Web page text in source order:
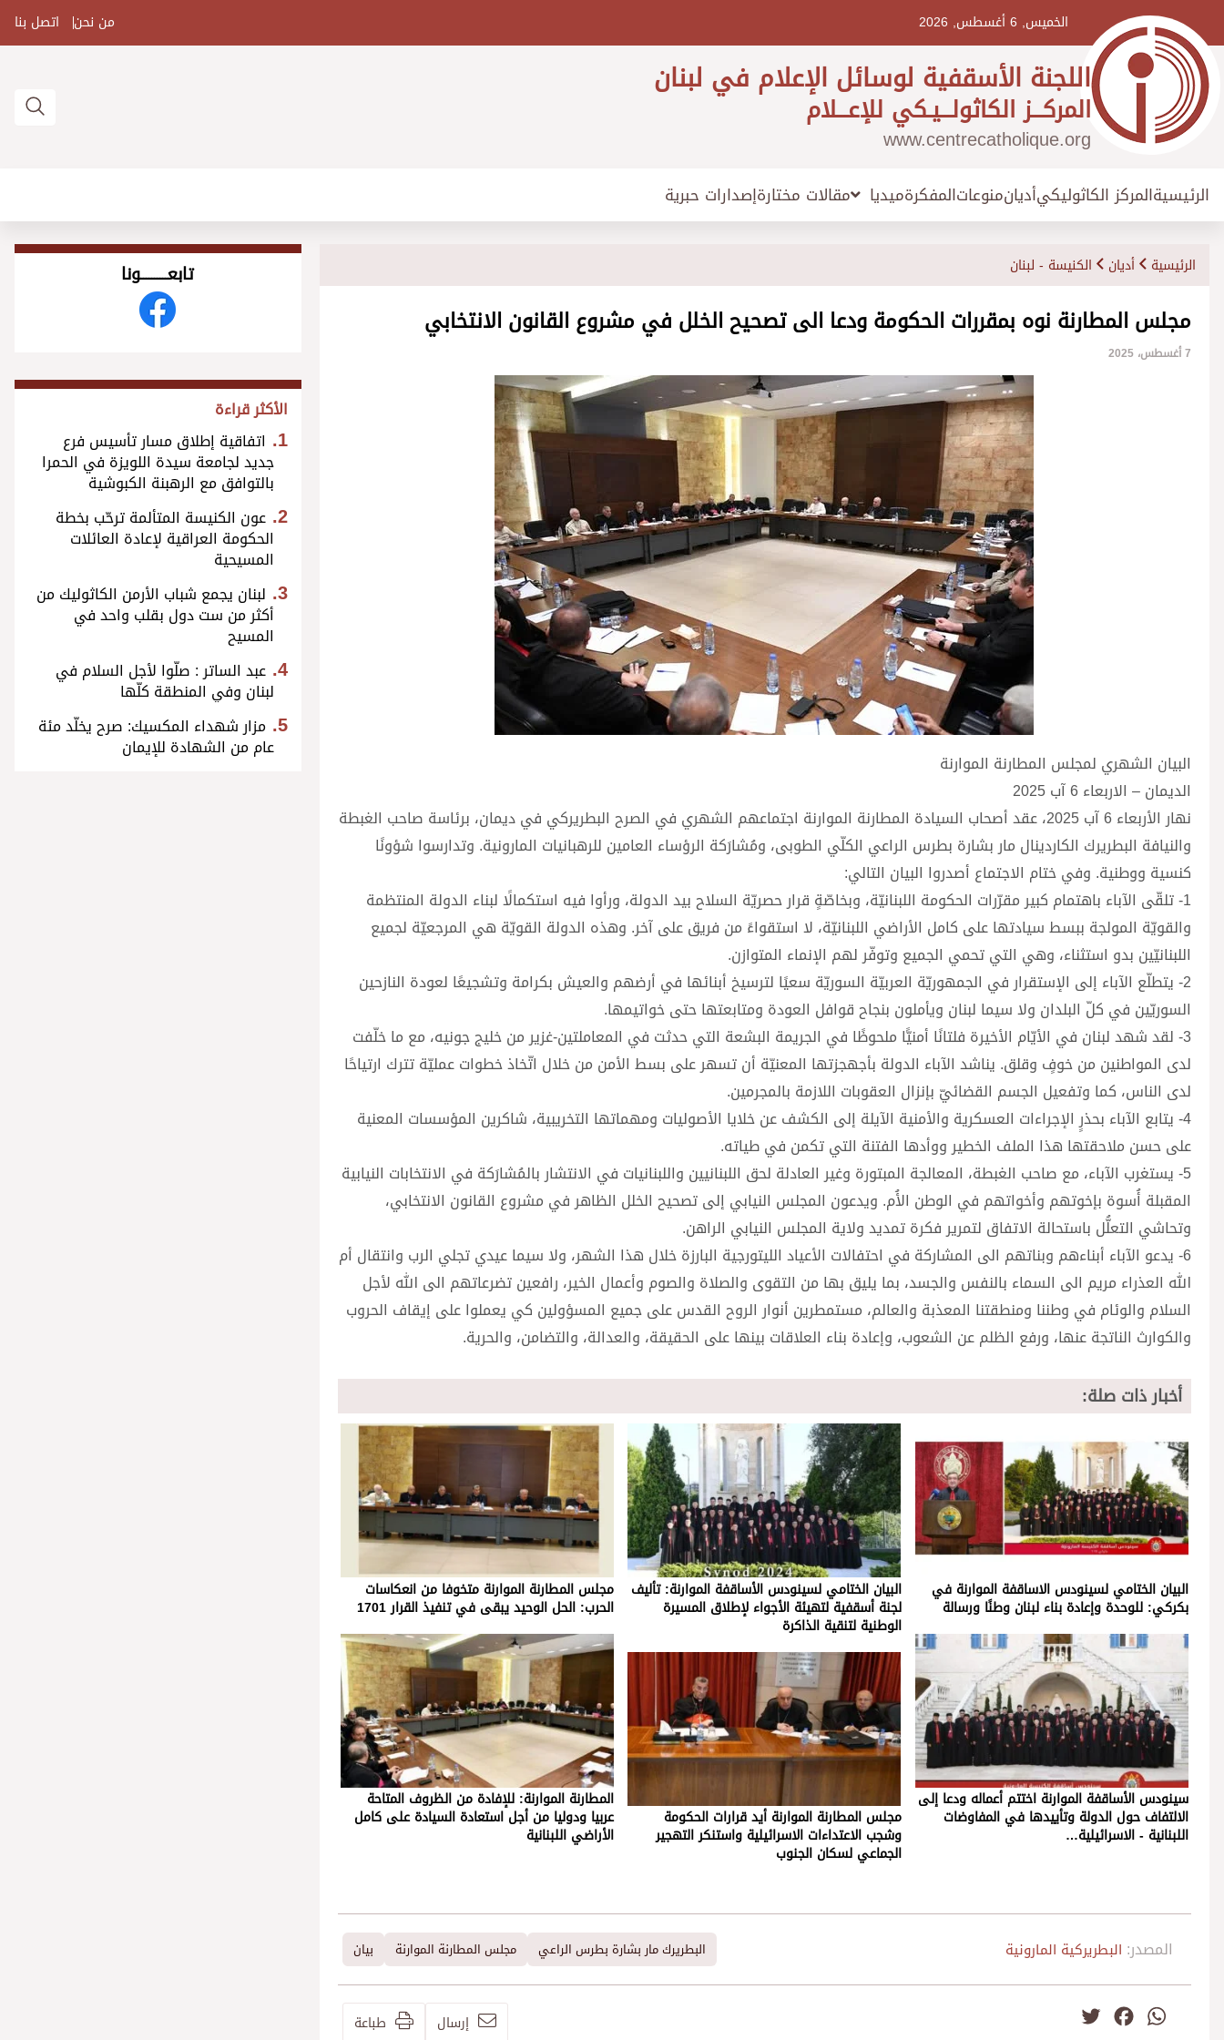
الخميس, 6 أغسطس, 2026 من نحن اتصل بنا
اللجنة الأسقفية لوسائل الإعلام في لبنان
المركـــز الكاثولـــيـكي للإعـــلام
www.centrecatholique.org
الرئيسيةالمركز الكاثوليكيأديانمنوعاتالمفكرةميديا مقالات مختارةإصدارات حبرية
الرئيسية أديان الكنيسة - لبنان
مجلس المطارنة نوه بمقررات الحكومة ودعا الى تصحيح الخلل في مشروع القانون الانتخابي
7 أغسطس، 2025
البيان الشهري لمجلس المطارنة الموارنة
الديمان – الاربعاء 6 آب 2025
نهار الأربعاء 6 آب 2025، عقد أصحاب السيادة المطارنة الموارنة اجتماعهم الشهري في الصرح البطريركي في ديمان، برئاسة صاحب الغبطة
والنيافة البطريرك الكاردينال مار بشارة بطرس الراعي الكلّي الطوبى، ومُشارَكة الرؤساء العامين للرهبانيات المارونية. وتدارسوا شؤونًا
كنسية ووطنية. وفي ختام الاجتماع أصدروا البيان التالي:
1- تلقّى الآباء باهتمام كبير مقرّرات الحكومة اللبنانيّة، وبخاصّةٍ قرار حصريّة السلاح بيد الدولة، ورأوا فيه استكمالًا لبناء الدولة المنتظمة
والقويّة المولجة ببسط سيادتها على كامل الأراضي اللبنانيّة، لا استقواءً من فريق على آخر. وهذه الدولة القويّة هي المرجعيّة لجميع
اللبنانيّين بدو استثناء، وهي التي تحمي الجميع وتوفّر لهم الإنماء المتوازن.
2- يتطلّع الآباء إلى الإستقرار في الجمهوريّة العربيّة السوريّة سعيًا لترسيخ أبنائها في أرضهم والعيش بكرامة وتشجيعًا لعودة النازحين
السوريّين في كلّ البلدان ولا سيما لبنان ويأملون بنجاح قوافل العودة ومتابعتها حتى خواتيمها.
3- لقد شهد لبنان في الأيّام الأخيرة فلتانًا أمنيًّا ملحوظًا في الجريمة البشعة التي حدثت في المعاملتين-غزير من خليج جونيه، مع ما خلّفت
لدى المواطنين من خوفٍ وقلق. يناشد الآباء الدولة بأجهجزتها المعنيّة أن تسهر على بسط الأمن من خلال اتّخاذ خطوات عمليّة تترك ارتياحًا
لدى الناس، كما وتفعيل الجسم القضائيّ بإنزال العقوبات اللازمة بالمجرمين.
4- يتابع الآباء بحذرٍ الإجراءات العسكرية والأمنية الآيلة إلى الكشف عن خلايا الأصوليات ومهماتها التخريبية، شاكرين المؤسسات المعنية
على حسن ملاحقتها هذا الملف الخطير ووأدها الفتنة التي تكمن في طياته.
5- يستغرب الآباء، مع صاحب الغبطة، المعالجة المبتورة وغير العادلة لحق اللبنانيين واللبنانيات في الانتشار بالمُشارَكة في الانتخابات النيابية
المقبلة أُسوة بإخوتهم وأخواتهم في الوطن الأُم. ويدعون المجلس النيابي إلى تصحيح الخلل الظاهر في مشروع القانون الانتخابي،
وتحاشي التعلُّل باستحالة الاتفاق لتمرير فكرة تمديد ولاية المجلس النيابي الراهن.
6- يدعو الآباء أبناءهم وبناتهم الى المشاركة في احتفالات الأعياد الليتورجية البارزة خلال هذا الشهر، ولا سيما عيدي تجلي الرب وانتقال أم
الله العذراء مريم الى السماء بالنفس والجسد، بما يليق بها من التقوى والصلاة والصوم وأعمال الخير، رافعين تضرعاتهم الى الله لأجل
السلام والوئام في وطننا ومنطقتنا المعذبة والعالم، مستمطرين أنوار الروح القدس على جميع المسؤولين كي يعملوا على إيقاف الحروب
والكوارث الناتجة عنها، ورفع الظلم عن الشعوب، وإعادة بناء العلاقات بينها على الحقيقة، والعدالة، والتضامن، والحرية.
أخبار ذات صلة:
البيان الختامي لسينودس الاساقفة الموارنة في
بكركي: للوحدة وإعادة بناء لبنان وطنًا ورسالة
سينودس الأساقفة الموارنة اختتم أعماله ودعا إلى
الالتفاف حول الدولة وتأييدها في المفاوضات
اللبنانية - الاسرائيلية…
البيان الختامي لسينودس الأساقفة الموارنة: تأليف
لجنة أسقفية لتهيئة الأجواء لإطلاق المسيرة
الوطنية لتنقية الذاكرة
مجلس المطارنة الموارنة أيد قرارات الحكومة
وشجب الاعتداءات الاسرائيلية واستنكر التهجير
الجماعي لسكان الجنوب
مجلس المطارنة الموارنة متخوفا من انعكاسات
الحرب: الحل الوحيد يبقى في تنفيذ القرار 1701
المطارنة الموارنة: للإفادة من الظروف المتاحة
عربيا ودوليا من أجل استعادة السيادة على كامل
الأراضي اللبنانية
المصدر: البطريركية المارونية البطريرك مار بشارة بطرس الراعي مجلس المطارنة الموارنة بيان
WhatsApp
Facebook إرسال طباعة
تابعــــــــــونا
الأكثر قراءة
اتفاقية إطلاق مسار تأسيس فرع
جديد لجامعة سيدة اللويزة في الحمرا
بالتوافق مع الرهبنة الكبوشية
عون الكنيسة المتألمة ترحّب بخطة
الحكومة العراقية لإعادة العائلات
المسيحية
لبنان يجمع شباب الأرمن الكاثوليك من
أكثر من ست دول بقلب واحد في
المسيح
عبد الساتر : صلّوا لأجل السلام في
لبنان وفي المنطقة كلّها
مزار شهداء المكسيك: صرح يخلّد مئة
عام من الشهادة للإيمان